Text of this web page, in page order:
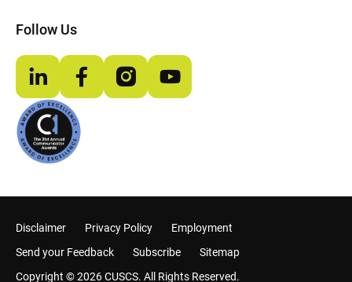
Follow Us
LinkedInFacebookInstagramYouTube
Disclaimer Privacy Policy
Employment
Send your Feedback
Subscribe
Sitemap
Copyright © 2026 CUSCS. All Rights Reserved.